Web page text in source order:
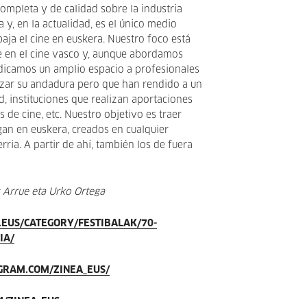
y de calidad sobre la industria
y, en la actualidad, es el único medio
el cine en euskera. Nuestro foco está
el cine vasco y, aunque abordamos
un amplio espacio a profesionales
su andadura pero que han rendido a un
instituciones que realizan aportaciones
de cine, etc. Nuestro objetivo es traer
en euskera, creados en cualquier
A partir de ahí, también los de fuera
eta Urko Ortega
CATEGORY/FESTIBALAK/70-
ZINEA_EUS/